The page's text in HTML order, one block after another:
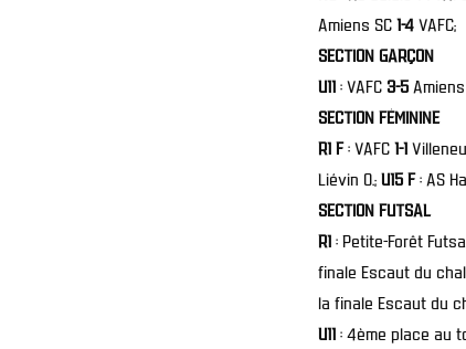
Amiens SC 1-4 VAFC;
SECTION GARÇON
U11 : VAFC 3-5
SECTION FÉMININE
R1 F: VAFC 1-1
Liévin O.; U15 F: AS
SECTION FUTSAL
R1 : Petite-Forêt
finale Escaut du
la finale Escaut du
U11 : 4ème place au